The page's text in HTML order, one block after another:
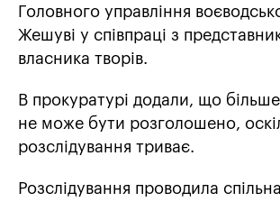
Головного управління
Жешуві у співпраці з
власника творів.
В прокуратурі додали, що
не може бути розголошено,
розслідування триває.
Розслідування проводила